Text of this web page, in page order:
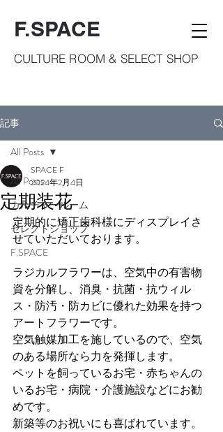
F.SPACE
CULTURE ROOM & SELECT SHOP
記事
All Posts
カルチャールーム
セレクトショップ
F.SPACE
All Posts
定期装花
SPACE F
2024年2月4日
定期的に矯正歯科様にディスプレイさ
せていただいております。
ラジカルフラワーは、空気中の有害物
資を分解し、消臭・抗菌・抗ウィル
ス・防汚・防カビに優れた効果を持つ
アートフラワーです。
空気触媒加工を施しているので、空気
のある場所なら力を発揮します。
ペットを飼っているお宅・赤ちゃんの
いるお宅・病院・介護施設などにお勧
めです。
新築等のお祝いにも喜ばれています。